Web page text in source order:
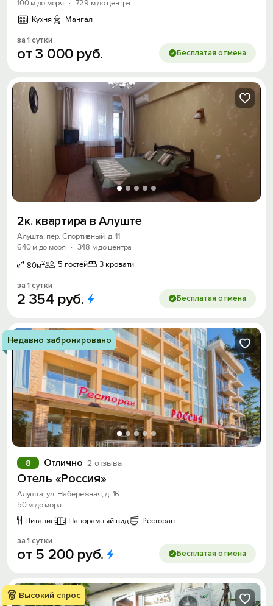
100 м до моря · 729 м до центра
Кухня
Мангал
за 1 сутки
от3 000 руб. Бесплатая отмена
2к. квартира в Алуште
Алушта, пер. Спортивный, д. 11
640 м до моря
· 348 м до центра
80м2 5 гостей 3 кровати
за 1 сутки
2 354 руб. Бесплатая отмена
Недавно забронировано
Отлично 2 отзыва
8
Отель «Россия»
Алушта, ул. Набережная, д. 16
50 м до моря
Питание
Панорамный вид Ресторан
за 1 сутки
от 5 200 руб. Бесплатая отмена
Высокий спрос